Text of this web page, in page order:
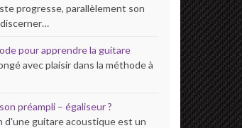
progresse, parallèlement son
pour apprendre la guitare
avec plaisir dans la méthode à
préampli – égaliseur ?
d'une guitare acoustique est un